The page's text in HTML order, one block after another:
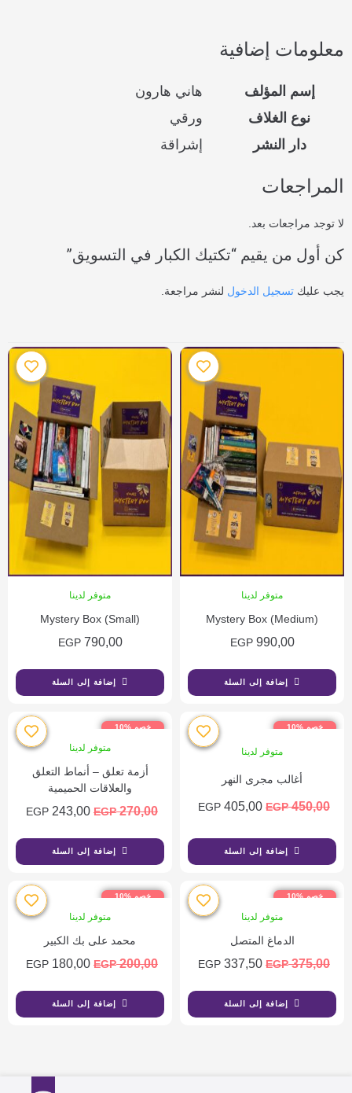
معلومات إضافية
إسم المؤلف
هاني هارون
نوع الغلاف
ورقي
دار النشر
إشراقة
المراجعات
لا توجد مراجعات بعد.
كن أول من يقيم “تكتيك الكبار في التسويق”
يجب عليك تسجيل الدخول لنشر مراجعة.
متوفر لدينا
Mystery Box (Medium)
990,00
EGP
إضافة إلى السلة
متوفر لدينا
Mystery Box (Small)
790,00
EGP
إضافة إلى السلة
خصم %10
متوفر لدينا
أغالب مجرى النهر
450,00
EGP
405,00
EGP
إضافة إلى السلة
خصم %10
متوفر لدينا
أزمة تعلق – أنماط التعلق
والعلاقات الحميمية
270,00
EGP
243,00
EGP
إضافة إلى السلة
خصم %10
متوفر لدينا
الدماغ المتصل
375,00
EGP
337,50
EGP
إضافة إلى السلة
خصم %10
متوفر لدينا
محمد على بك الكبير
200,00
EGP
180,00
EGP
إضافة إلى السلة